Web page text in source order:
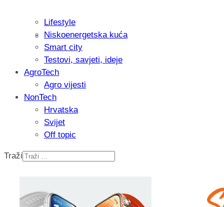
Isprobali smo: Thermostar
Lifestyle
Niskoenergetska kuća
Smart city
Testovi, savjeti, ideje
AgroTech
Agro vijesti
NonTech
Hrvatska
Svijet
Off topic
Traži